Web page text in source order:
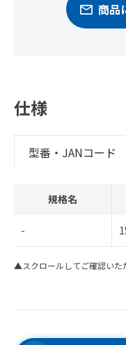
商品
仕様
型番・JANコード
規格名
-
▲スクロールしてご確認いた